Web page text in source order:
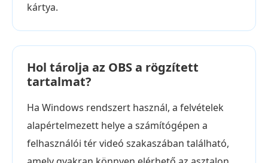
kártya.
Hol tárolja az OBS a rögzített
tartalmat?
Ha Windows rendszert használ, a felvételek
alapértelmezett helye a számítógépen a
felhasználói tér videó szakaszában található,